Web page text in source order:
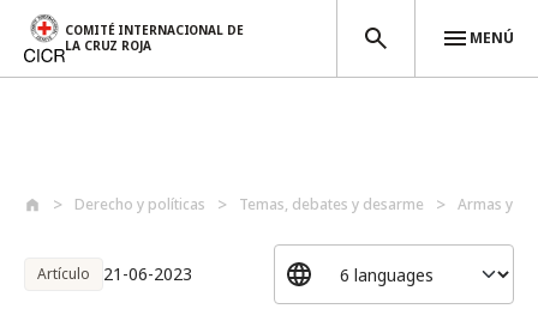
COMITÉ INTERNACIONAL DE
LA CRUZ ROJA
MENÚ
Derecho y políticas Temas, debates y desarme Armas y
Artículo 21-06-2023